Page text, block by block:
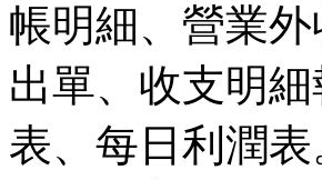
帳明細、營業
出單、收支明
表、每日利潤表